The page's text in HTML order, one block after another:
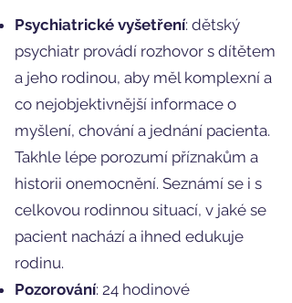
Psychiatrické vyšetření: dětský
psychiatr provádí rozhovor s dítětem
a jeho rodinou, aby měl komplexní a
co nejobjektivnější informace o
myšlení, chování a jednání pacienta.
Takhle lépe porozumí příznakům a
historii onemocnění. Seznámí se i s
celkovou rodinnou situací, v jaké se
pacient nachází a ihned edukuje
rodinu.
Pozorování: 24 hodinové